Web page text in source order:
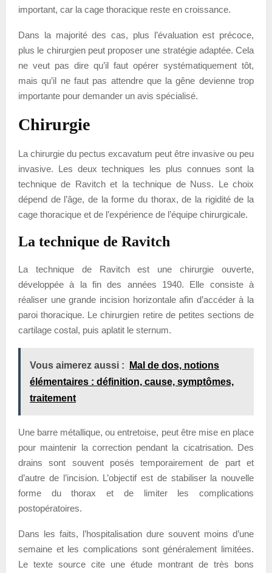
important, car la cage thoracique reste en croissance.
Dans la majorité des cas, plus l’évaluation est précoce,
plus le chirurgien peut proposer une stratégie adaptée. Cela
ne veut pas dire qu’il faut opérer systématiquement tôt,
mais qu’il ne faut pas attendre que la gêne devienne trop
importante pour demander un avis spécialisé.
Chirurgie
La chirurgie du pectus excavatum peut être invasive ou peu
invasive. Les deux techniques les plus connues sont la
technique de Ravitch et la technique de Nuss. Le choix
dépend de l’âge, de la forme du thorax, de la rigidité de la
cage thoracique et de l’expérience de l’équipe chirurgicale.
La technique de Ravitch
La technique de Ravitch est une chirurgie ouverte,
développée à la fin des années 1940. Elle consiste à
réaliser une grande incision horizontale afin d’accéder à la
paroi thoracique. Le chirurgien retire de petites sections de
cartilage costal, puis aplatit le sternum.
Vous aimerez aussi :
Mal de dos, notions
élémentaires : définition, cause, symptômes,
traitement
Une barre métallique, ou entretoise, peut être mise en place
pour maintenir la correction pendant la cicatrisation. Des
drains sont souvent posés temporairement de part et
d’autre de l’incision. L’objectif est de stabiliser la nouvelle
forme du thorax et de limiter les complications
postopératoires.
Dans les faits, l’hospitalisation dure souvent moins d’une
semaine et les complications sont généralement limitées.
Le texte source cite une étude montrant de très bons